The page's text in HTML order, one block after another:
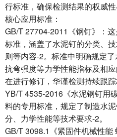
行标准，确保检测结果的权威性
核心应用标准：
GB/T 27704-2011《钢钉》：
标准，涵盖了水泥钉的分类、
则等内容-2。标准中明确规定了
抗弯强度等力学性能指标及相
在进行修订，华谨检测持续跟踪
YB/T 4535-2016《水泥钢钉用
料的专用标准，规定了制造水
分、力学性能等技术要求-2。
GB/T 3098.1《紧固件机械性